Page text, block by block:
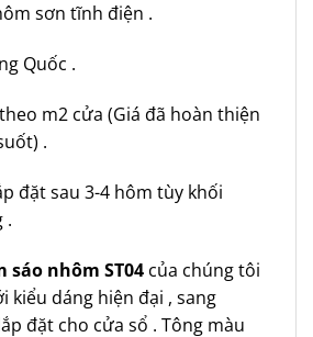
sơn tĩnh điện .
Quốc .
m2 cửa (Giá đã hoàn thiện
.
đặt sau 3-4 hôm tùy khối
.
sáo nhôm ST04 của chúng tôi
kiểu dáng hiện đại , sang
đặt cho cửa sổ . Tông màu